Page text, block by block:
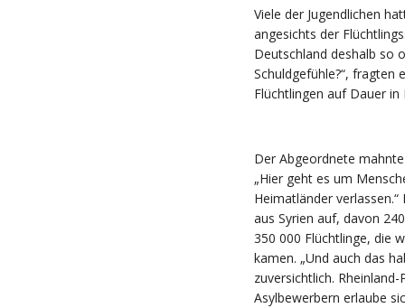
Viele der Jugendlichen
angesichts der
Deutschland deshalb so
Schuldgefühle?“, fragten
Flüchtlingen auf Dauer
Der Abgeordnete
„Hier geht es um
Heimatländer
aus Syrien auf, davon
350 000 Flüchtlinge, die
kamen. „Und auch das
zuversichtlich.
Asylbewerbern erlaube